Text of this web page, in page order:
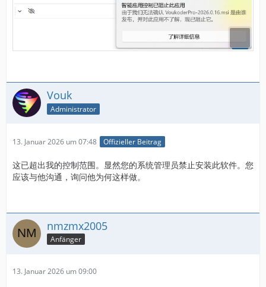
Vouk
Administrator
13. Januar 2026 um 07:48 Offizieller Beitrag
这已超出我的控制范围。显然您的系统管理员禁止安装此软件。您
应该与他沟通，询问他为何这样做。
nmzmx2005
Anfänger
13. Januar 2026 um 09:00